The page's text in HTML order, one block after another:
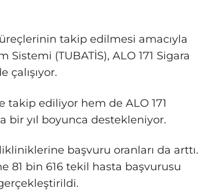
takip edilmesi amacıyla
Sistemi (TUBATİS), ALO 171 Sigara
çalışıyor.
ediliyor hem de ALO 171
bir yıl boyunca destekleniyor.
başvuru oranları da arttı.
81 bin 616 tekil hasta başvurusu